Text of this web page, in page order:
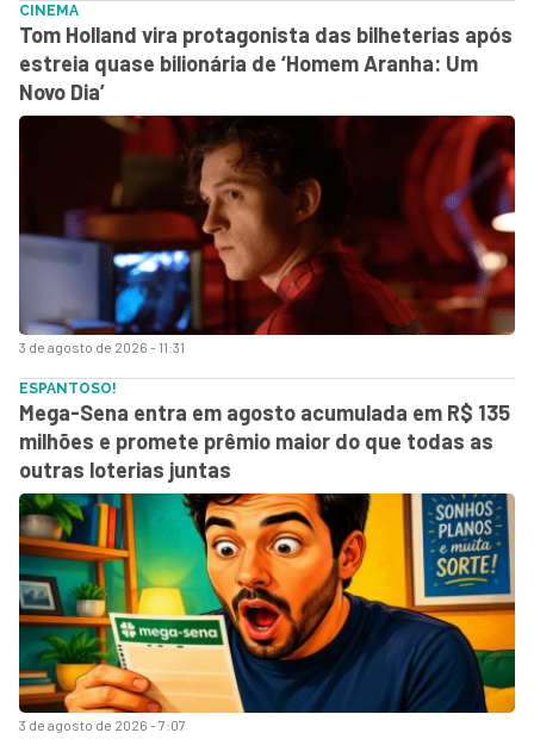
3 de agosto de 2026 - 11:31
CINEMA
Tom Holland vira protagonista das bilheterias após
estreia quase bilionária de ‘Homem Aranha: Um
Novo Dia’
3 de agosto de 2026 - 7:07
ESPANTOSO!
Mega-Sena entra em agosto acumulada em R$ 135
milhões e promete prêmio maior do que todas as
outras loterias juntas